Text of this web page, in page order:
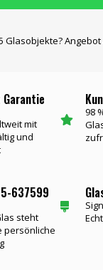
Glasobjekte?
mit
und
98
637599
steht
persönliche